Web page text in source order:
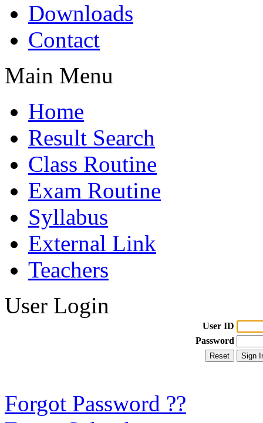
Downloads
Contact
Main Menu
Home
Result Search
Class Routine
Exam Routine
Syllabus
External Link
Teachers
User Login
User ID
Password
Forgot Password ??